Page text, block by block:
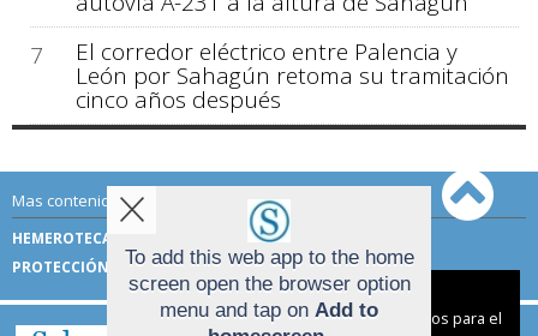
7
El corredor eléctrico entre Palencia y
León por Sahagún retoma su tramitación
cinco años después
Mas contenido de Sahagún Digital:
HEMEROTECA
TÉRMINOS DE USO
PROTECCIÓN DE DATOSTo add this web app to the home
screen open the browser option
menu and tap on Add to
Aviso sobre el Uso de cookies:
Utilizamos cookies nuestras y de terceros para el